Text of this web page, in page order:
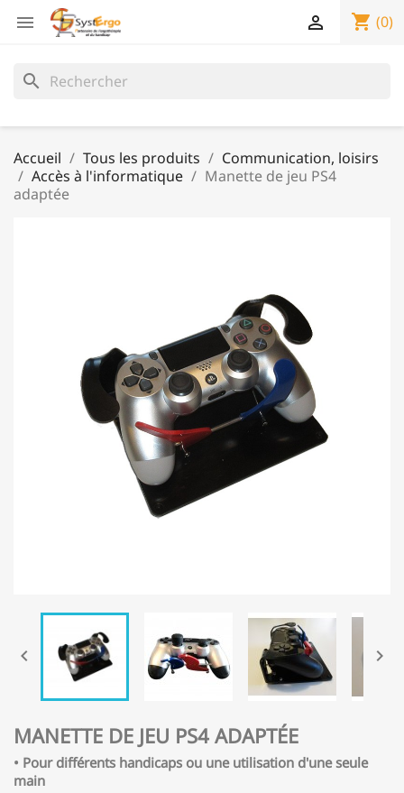
 shopping_cart (0)

search
Accueil Tous les produits
Communication, loisirs
Accès à l'informatique
Manette de jeu PS4
adaptée
 
MANETTE DE JEU PS4 ADAPTÉE
• Pour différents handicaps ou une utilisation d'une seule
main